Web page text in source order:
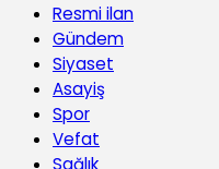
Resmi ilan
Gündem
Siyaset
Asayiş
Spor
Vefat
Sağlık